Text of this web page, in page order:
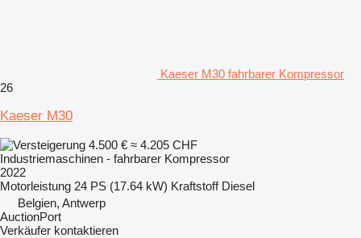
Kaeser M30 fahrbarer Kompressor
26
Kaeser M30
4.500 € ≈ 4.205 CHF
Industriemaschinen - fahrbarer Kompressor
2022
Motorleistung 24 PS (17.64 kW) Kraftstoff Diesel
Belgien, Antwerp
AuctionPort
Verkäufer kontaktieren